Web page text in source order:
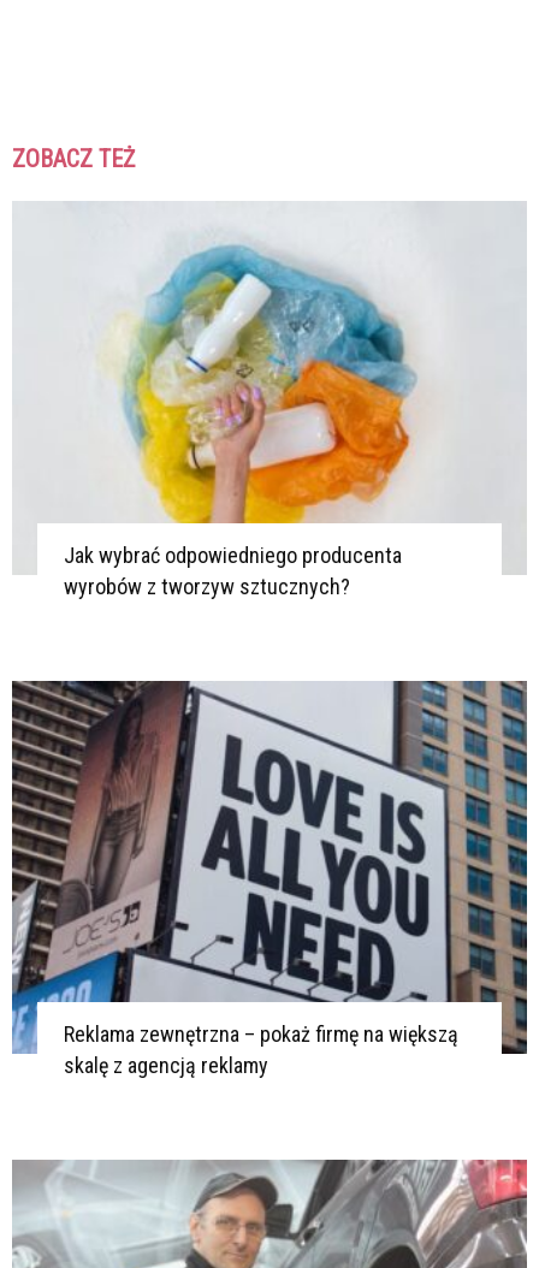
ZOBACZ TEŻ
Jak wybrać odpowiedniego producenta
wyrobów z tworzyw sztucznych?
Reklama zewnętrzna – pokaż firmę na większą
skalę z agencją reklamy